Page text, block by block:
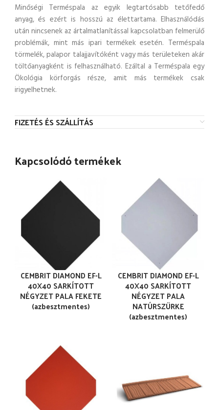
Minőségi Terméspala az egyik legtartósabb tetőfedő
anyag, és ezért is hosszú az élettartama. Elhasználódás
után nincsenek az ártalmatlanítással kapcsolatban felmerülő
problémák, mint más ipari termékek esetén. Terméspala
törmelék, palapor talajjavítóként vagy más területeken akár
töltőanyagként is felhasználható. Ezáltal a Terméspala egy
Ökológia körforgás része, amit más termékek csak
irigyelhetnek.
FIZETÉS ÉS SZÁLLÍTÁS
Kapcsolódó termékek
CEMBRIT DIAMOND EF-L
40X40 SARKÍTOTT
NÉGYZET PALA FEKETE
(azbesztmentes)
CEMBRIT DIAMOND EF-L
40X40 SARKÍTOTT
NÉGYZET PALA
NATÚRSZÜRKE
(azbesztmentes)